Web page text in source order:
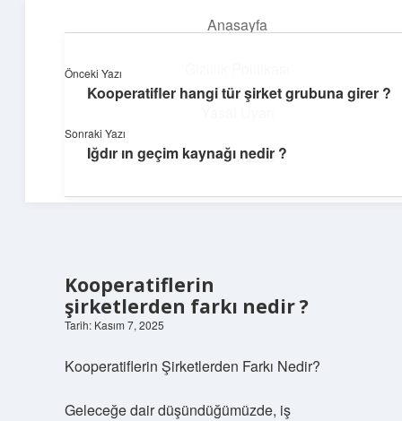
Anasayfa
Hakkımızda
Günlük Hatırlatmalar
Keyifli vakit için kısa ve eğlenceli içerikler.
Kooperatiflerin
şirketlerden farkı nedir ?
Tarih: Kasım 7, 2025
Kooperatiflerin Şirketlerden Farkı Nedir?
Geleceğe dair düşündüğümüzde, iş
Önceki Yazı
Kooperatifler hangi tür şirket grubuna girer ?
Sonraki Yazı
Iğdır ın geçim kaynağı nedir ?